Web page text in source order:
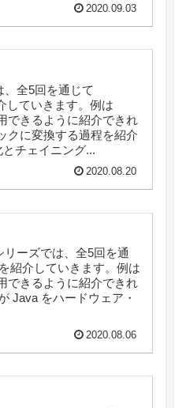
2020.09.03
全5回を通じて
していきます。例は
できるように紹介できれ
クに変換する過程を紹介
チェイニング...
2020.08.20
ーズでは、全5回を通
紹介していきます。例は
できるように紹介できれ
Java をハードウェア・
2020.08.06